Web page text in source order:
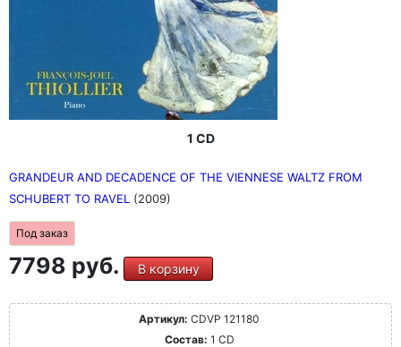
1 CD
GRANDEUR AND DECADENCE OF THE VIENNESE WALTZ FROM
SCHUBERT TO RAVEL (2009)
Под заказ
7798 руб. В корзину
Артикул: CDVP 121180
Состав: 1 CD